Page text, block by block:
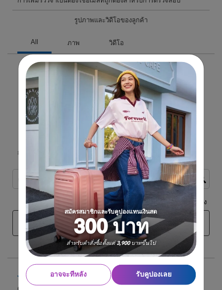
สมัครสมาชิกและรับคูปองแทนเงินสด
300 บาท
สำหรับคำสั่งซื้อตั้งแต่ 3,900 บาทขึ้นไป
อาจจะทีหลัง รับคูปองเลย